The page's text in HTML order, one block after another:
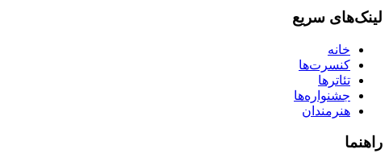
لینک‌های سریع
خانه
کنسرت‌ها
تئاترها
جشنواره‌ها
هنرمندان
راهنما